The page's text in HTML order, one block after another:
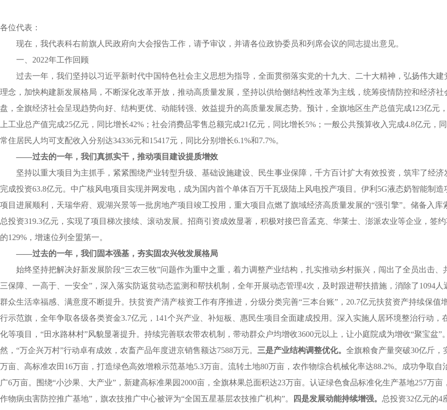
各位代表：
现在，我代表科右前旗人民政府向大会报告工作，请予审议，并请各位政协委员和列席会议的同志提出意见。
一、2022年工作回顾
过去一年，我们坚持以习近平新时代中国特色社会主义思想为指导，全面贯彻落实党的十九大、二十大精神，弘扬伟大
理念，加快构建新发展格局，不断深化改革开放，推动高质量发展，坚持以供给侧结构性改革为主线，统筹疫情防控和经济
盘，全旗经济社会呈现趋势向好、结构更优、动能转强、效益提升的高质量发展态势。预计，全旗地区生产总值完成123亿元
上工业总产值完成25亿元，同比增长42%；社会消费品零售总额完成21亿元，同比增长5%；一般公共预算收入完成4.8亿元
常住居民人均可支配收入分别达34336元和15417元，同比分别增长6.1%和7.7%。
——过去的一年，我们真抓实干，推动项目建设提质增效
坚持以重大项目为主抓手，紧紧围绕产业转型升级、基础设施建设、民生事业保障，千方百计扩大有效投资，筑牢了经
完成投资63.8亿元。中广核风电项目实现并网发电，成为国内首个单体百万千瓦级陆上风电投产项目。伊利5G液态奶智能制
项目进展顺利，天瑞华府、观湖兴景等一批房地产项目竣工投用，重大项目点燃了旗域经济高质量发展的“强引擎”。储备入
总投资319.3亿元，实现了项目梯次接续、滚动发展。招商引资成效显著，积极对接巴音孟克、华莱士、澎派农业等企业，签
的129%，增速位列全盟第一。
——过去的一年，我们固本强基，夯实固农兴牧发展格局
始终坚持把解决好新发展阶段“三农三牧”问题作为重中之重，着力调整产业结构，扎实推动乡村振兴，闯出了全员出击、
三保障、一高于、一安全”，深入落实防返贫动态监测和帮扶机制，全年开展动态管理4次，及时跟进帮扶措施，消除了1094
群众生活幸福感、满意度不断提升。扶贫资产清产核资工作有序推进，分级分类完善“三本台账”，20.7亿元扶贫资产持续保值增
行示范旗，全年争取各级各类资金3.7亿元，141个兴产业、补短板、惠民生项目全面建成投用。深入实施人居环境整治行动
化等项目，“田水路林村”风貌显著提升。持续完善联农带农机制，带动群众户均增收3600元以上，让小庭院成为增收“聚宝盆
然，“万企兴万村”行动卓有成效，农畜产品年度进京销售额达7588万元。 三是产业结构调整优化。 全旗粮食产量突破30亿斤，
万亩、高标准农田16万亩，打造绿色高效增粮示范基地5.3万亩。流转土地80万亩，农作物综合机械化率达88.2%。成功争取
广6万亩。围绕“小沙果、大产业”，新建高标准果园2000亩，全旗林果总面积达23万亩。认证绿色食品标准化生产基地257万
作物病虫害防控推广基地”，旗农技推广中心被评为“全国五星基层农技推广机构”。
四是发展动能持续增强。 总投资32亿元的4